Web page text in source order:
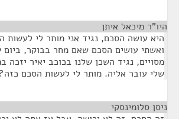
היו"ר מיכאל איתן
היא עושה הסכם, נגיד אני מותר לי לעשות
ואשתי עושים הסכם שאם מחר בבוקר, ביום
מסויים, נגיד השכן שלנו בכוכב יאיר יזכה
שלי עובר אליה. מותר לי לעשות הסכם כזה?
ניסן סלומינסקי